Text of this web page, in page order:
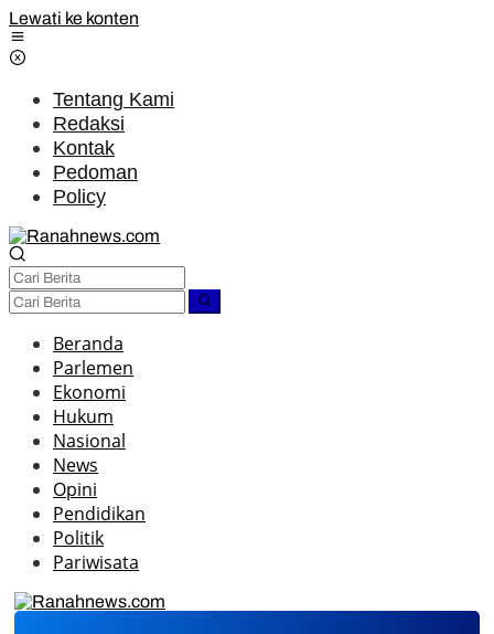
Lewati ke konten
Tentang Kami
Redaksi
Kontak
Pedoman
Policy
Beranda
Parlemen
Ekonomi
Hukum
Nasional
News
Opini
Pendidikan
Politik
Pariwisata